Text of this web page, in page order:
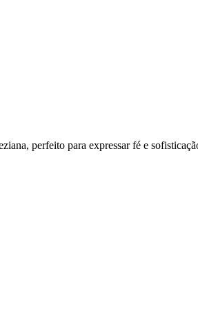
perfeito para expressar fé e